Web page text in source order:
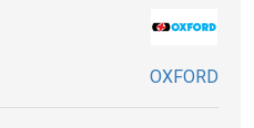
OXFORD